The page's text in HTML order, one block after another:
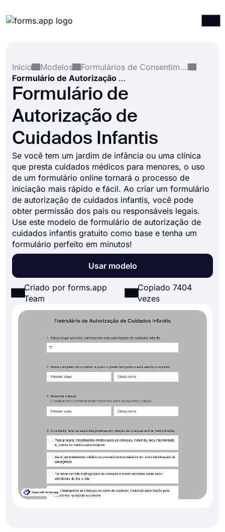
Integrações
Modelos
Recursos
Início
Modelos
Formulários de Consentimento
Formulário de Autorização de Cuidados Infantis
Formulário de
Autorização de
Cuidados Infantis
Se você tem um jardim de infância ou uma clínica
que presta cuidados médicos para menores, o uso
de um formulário online tornará o processo de
iniciação mais rápido e fácil. Ao criar um formulário
de autorização de cuidados infantis, você pode
obter permissão dos pais ou responsáveis ​​legais.
Use este modelo de formulário de autorização de
cuidados infantis gratuito como base e tenha um
formulário perfeito em minutos!
Usar modelo
Criado por forms.app
Team
Copiado 7404
vezes